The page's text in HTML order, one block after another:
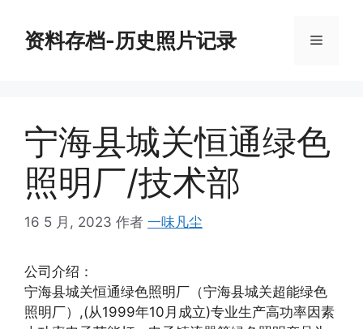
资料存档-历史照片记录 菜
宁海县城关恒通绿色
照明厂/技术部
16 5 月, 2023 作者 一味凡尘
公司介绍：
宁海县城关恒通绿色照明厂（宁海县城关超能绿色
照明厂）,(从1999年10月成立)专业生产高功率因素